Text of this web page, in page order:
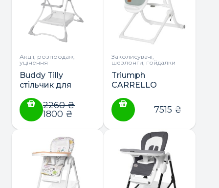
Акції, розпродаж,
уцінення
Buddy Tilly
стільчик для
2260₴
1800 ₴
Заколисувачі,
шезлонги, гойдалки
Triumph
CARRELLO
7515 ₴